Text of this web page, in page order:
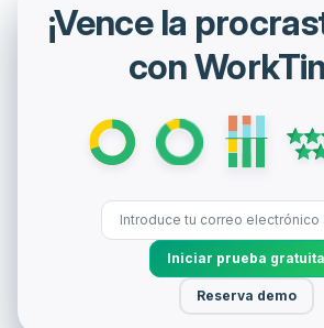
¡Vence la
con
Iniciar prueba gratuita
Reserva demo